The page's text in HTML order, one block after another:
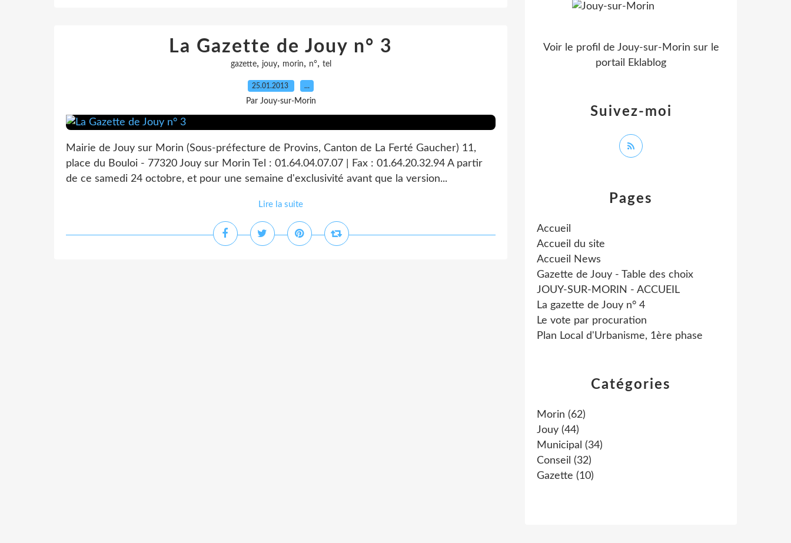
La Gazette de Jouy n° 3
gazette, jouy, morin, n°, tel
25.01.2013 …
Par Jouy-sur-Morin
Mairie de Jouy sur Morin (Sous-préfecture de Provins, Canton de La Ferté Gaucher) 11,
place du Bouloi - 77320 Jouy sur Morin Tel : 01.64.04.07.07 | Fax : 01.64.20.32.94 A partir
de ce samedi 24 octobre, et pour une semaine d'exclusivité avant que la version...
Lire la suite
Catégories
Morin (62)
Jouy (44)
Municipal (34)
Conseil (32)
Gazette (10)
Pages
Accueil
Accueil du site
Accueil News
Gazette de Jouy - Table des choix
JOUY-SUR-MORIN - ACCUEIL
La gazette de Jouy n° 4
Le vote par procuration
Plan Local d'Urbanisme, 1ère phase
Suivez-moi
Voir le profil de Jouy-sur-Morin sur le
portail Eklablog